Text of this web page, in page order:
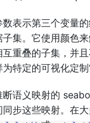
数表示第三个变量
集。它使用颜色
重叠的子集，并
特定的可视化定制
断语义映射的
步这些映射。在